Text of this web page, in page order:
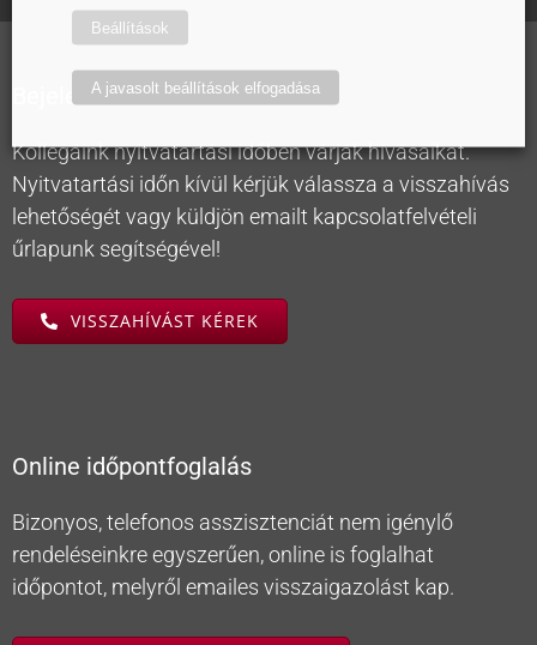
Bejelentkezés
Kollégáink nyitvatartási időben várják hívásaikat.
Nyitvatartási időn kívül kérjük válassza a visszahívás
lehetőségét vagy küldjön emailt kapcsolatfelvételi
űrlapunk segítségével!
VISSZAHÍVÁST KÉREK
Online időpontfoglalás
Bizonyos, telefonos asszisztenciát nem igénylő
rendeléseinkre egyszerűen, online is foglalhat
időpontot, melyről emailes visszaigazolást kap.
Beállítások
A javasolt beállítások elfogadása